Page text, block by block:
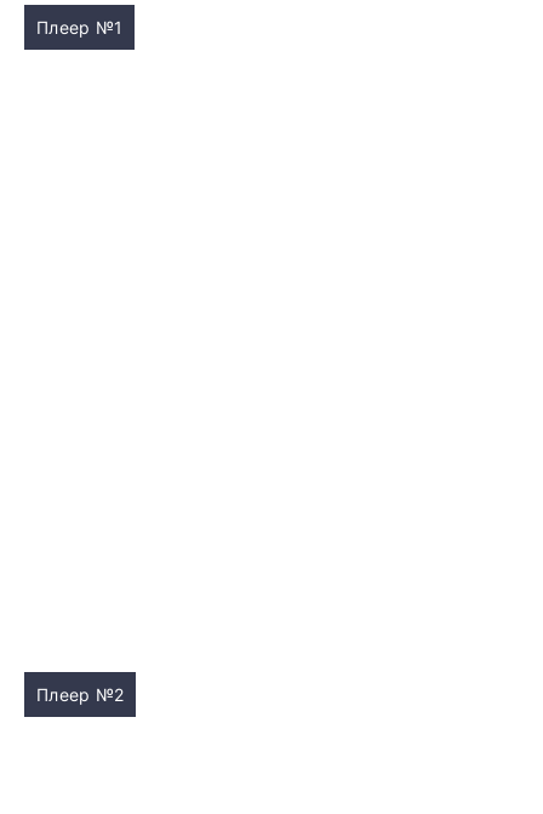
Плеер №1
Плеер №2